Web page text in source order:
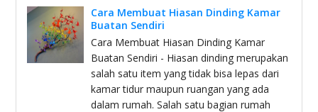
Cara Membuat Hiasan Dinding Kamar
Buatan Sendiri
Cara Membuat Hiasan Dinding Kamar
Buatan Sendiri - Hiasan dinding merupakan
salah satu item yang tidak bisa lepas dari
kamar tidur maupun ruangan yang ada
dalam rumah. Salah satu bagian rumah